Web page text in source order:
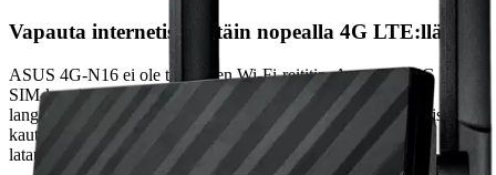
Vapauta internetisi erittäin nopealla 4G LTE:llä
ASUS 4G-N16 ei ole tavallinen Wi-Fi-reititin. Aseta vain 4G LTE
SIM-kortti, ja sen sisäänrakennettu modeemi muodostaa
langattoman yhteyden internetiin supernopean mobiililaajakaistan
kautta. Voit nauttia jopa 150 Mbit/s latauksista ja 50 Mbit/s
latauksista.